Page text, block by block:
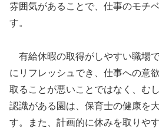
雰囲気があることで、仕事のモチ
す。
有給休暇の取得がしやすい職場
にリフレッシュでき、仕事への意
取ることが悪いことではなく、む
認識がある園は、保育士の健康を
す。また、計画的に休みを取りや